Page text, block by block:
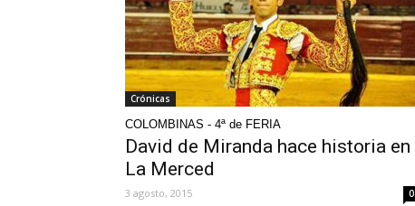
Crónicas
COLOMBINAS - 4ª de FERIA
David de Miranda hace historia en
La Merced
3 agosto, 2015 0